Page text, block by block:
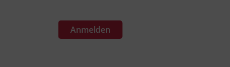
Anmelden